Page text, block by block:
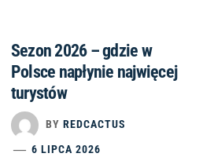
Sezon 2026 – gdzie w
Polsce napłynie najwięcej
turystów
BY REDCACTUS
6 LIPCA 2026